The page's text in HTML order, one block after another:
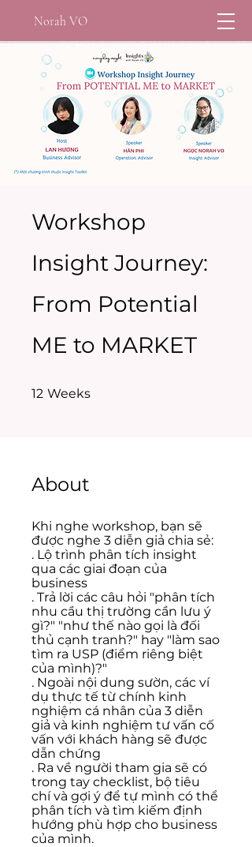
Norah VO
Workshop
Insight Journey:
From Potential
ME to MARKET
12 Weeks
About
Khi nghe workshop, bạn sẽ
được nghe 3 diễn giả chia sẻ:
. Lộ trình phân tích insight
qua các giai đoạn của
business
. Trả lời các câu hỏi "phân tích
nhu cầu thị trường cần lưu ý
gì?" "như thế nào gọi là đối
thủ cạnh tranh?" hay "làm sao
tìm ra USP (điểm riêng biệt
của mình)?"
. Ngoài nội dung sườn, các ví
dụ thực tế từ chính kinh
nghiệm cá nhân của 3 diễn
giả và kinh nghiệm tư vấn cố
vấn với khách hàng sẽ được
dẫn chứng
. Ra về người tham gia sẽ có
trong tay checklist, bộ tiêu
chí và gợi ý để tự mình có thể
phân tích và tìm kiếm định
hướng phù hợp cho business
của mình.